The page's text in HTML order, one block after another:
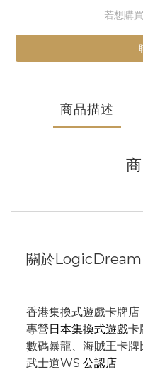
若想購
商品描述
關於LogicDream
香港集換式遊戲卡牌店
專營日本集換式遊戲卡
數碼暴龍、海賊王卡牌
武士道WS 公認店